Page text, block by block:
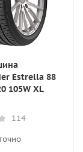
Estrella 88
105W XL
114